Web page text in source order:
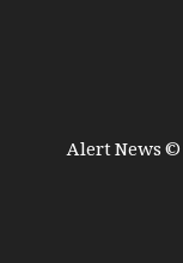
Alert News ©